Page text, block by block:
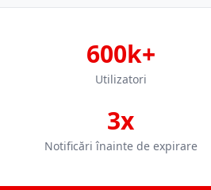
600k+
Utilizatori
3x
Notificări înainte de expirare